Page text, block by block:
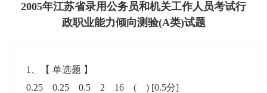
2005年江苏省录用公务员和机关工作人员考试行
政职业能力倾向测验(A类)试题
1 、【单选题 】
0.25 0.25 0.5 2 16 ( ) [0.5分]